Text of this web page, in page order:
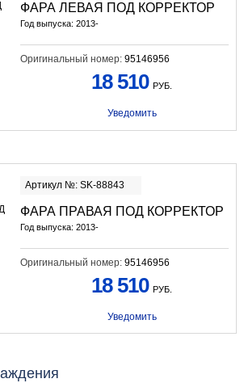
ФАРА ЛЕВАЯ ПОД КОРРЕКТОР
Год выпуска: 2013-
Оригинальный номер: 95146956
18 510 РУБ.
Уведомить
Артикул №: SK-88843
ФАРА ПРАВАЯ ПОД КОРРЕКТОР
Год выпуска: 2013-
Оригинальный номер: 95146956
18 510 РУБ.
Уведомить